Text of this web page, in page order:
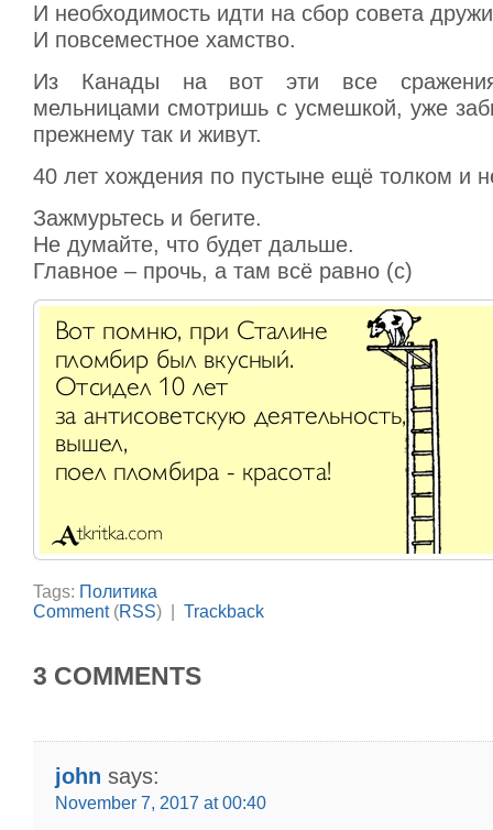
И необходимость идти на сбор совета
И повсеместное хамство.
Из Канады на вот эти все
мельницами смотришь с усмешкой, уже
прежнему так и живут.
40 лет хождения по пустыне ещё толком и
Зажмурьтесь и бегите.
Не думайте, что будет дальше.
Главное – прочь, а там всё равно (с)
Tags: Политика
Comment(RSS) | Trackback
3 COMMENTS
john says:
November 7, 2017 at 00:40